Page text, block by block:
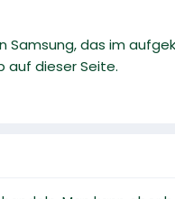
Samsung, das im
auf dieser Seite.